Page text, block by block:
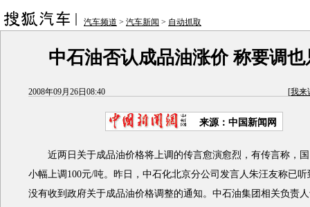
汽车频道 > 汽车新闻 > 自动抓取
中石油否认成品油涨价 称要调
2008年09月26日08:40 [我来
来源：中国新闻网
近两日关于成品油价格将上调的传言愈演愈烈，有传言称，国
小幅上调100元/吨。昨日，中石化北京分公司发言人朱汪友称已
没有收到政府关于成品油价格调整的通知。中石油集团相关负责